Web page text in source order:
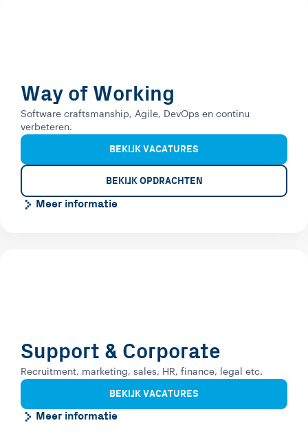
Way of Working
Software craftsmanship, Agile, DevOps en continu
verbeteren.
BEKIJK VACATURES
BEKIJK OPDRACHTEN
Meer informatie
Support & Corporate
Recruitment, marketing, sales, HR, finance, legal etc.
BEKIJK VACATURES
Meer informatie